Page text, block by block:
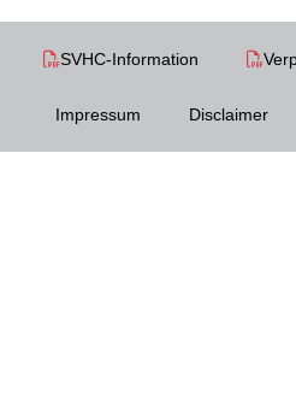
SVHC-Information
Impressum Disclaimer